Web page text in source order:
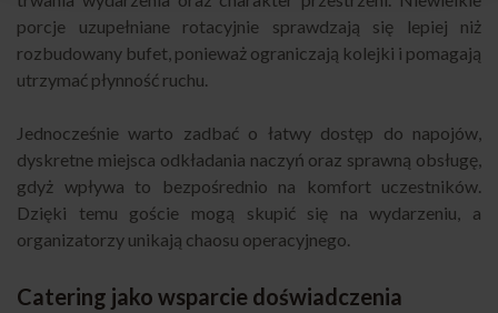
porcje uzupełniane rotacyjnie sprawdzają się lepiej niż
rozbudowany bufet, ponieważ ograniczają kolejki i pomagają
utrzymać płynność ruchu.
Jednocześnie warto zadbać o łatwy dostęp do napojów,
dyskretne miejsca odkładania naczyń oraz sprawną obsługę,
gdyż wpływa to bezpośrednio na komfort uczestników.
Dzięki temu goście mogą skupić się na wydarzeniu, a
organizatorzy unikają chaosu operacyjnego.
Catering jako wsparcie doświadczenia